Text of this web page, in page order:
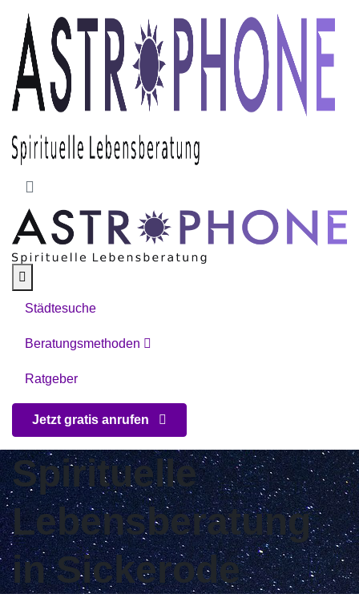
Skip to main content
Städtesuche
Beratungsmethoden
Ratgeber
Jetzt gratis anrufen
Spirituelle
Lebensberatung
in Sickerode